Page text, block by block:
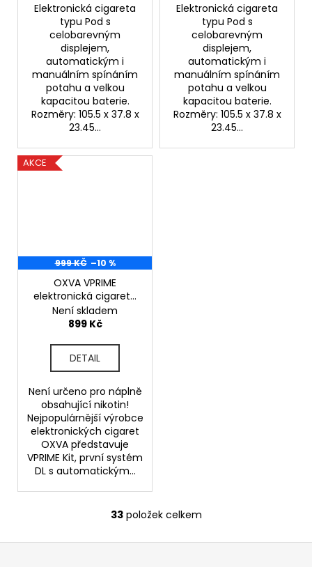
Elektronická cigareta
typu Pod s
celobarevným
displejem,
automatickým i
manuálním spínáním
potahu a velkou
kapacitou baterie.
Rozměry: 105.5 x 37.8 x
23.45...
Elektronická cigareta
typu Pod s
celobarevným
displejem,
automatickým i
manuálním spínáním
potahu a velkou
kapacitou baterie.
Rozměry: 105.5 x 37.8 x
23.45...
AKCE
999 KČ –10 %
OXVA VPRIME
elektronická cigareta
2600mAh Glorious
Gold
Není skladem
899 Kč
DETAIL
Není určeno pro náplně
obsahující nikotin!
Nejpopulárnější výrobce
elektronických cigaret
OXVA představuje
VPRIME Kit, první systém
DL s automatickým...
O
v
33položek celkem